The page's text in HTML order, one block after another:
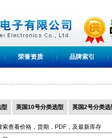
荣誉资质 品牌索引
型 英国10号分类选型 英国2号分类选
索查看价格，货期，PDF，及最新库存